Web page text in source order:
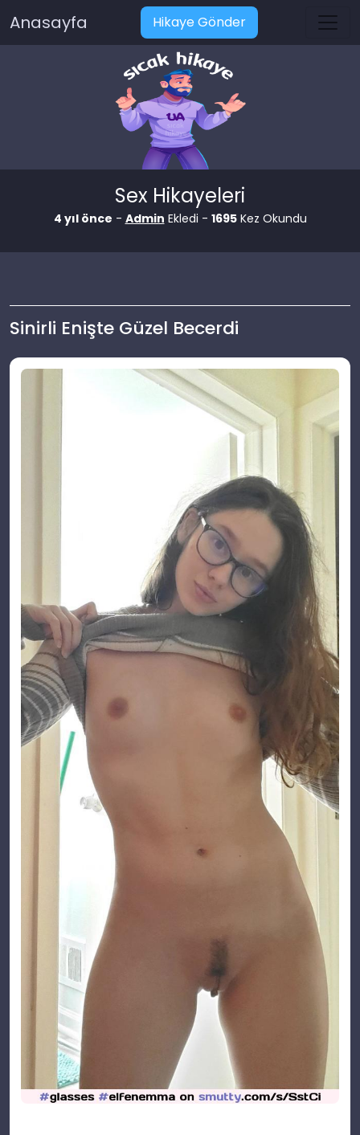
Anasayfa Hikaye Gönder
Sex Hikayeleri
4 yıl önce - Admin Ekledi - 1695Kez Okundu
Sinirli Enişte Güzel Becerdi